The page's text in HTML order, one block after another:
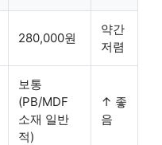
280,000원
약간
저렴
보통
(PB/MDF
소재 일반
적)
↑ 좋
음